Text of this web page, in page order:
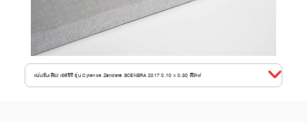
แผ่นซับเสียง เอสซีจี รุ่น Cylence Zandera SCENERA 2017 0.10 x 0.30 สีโดฟ